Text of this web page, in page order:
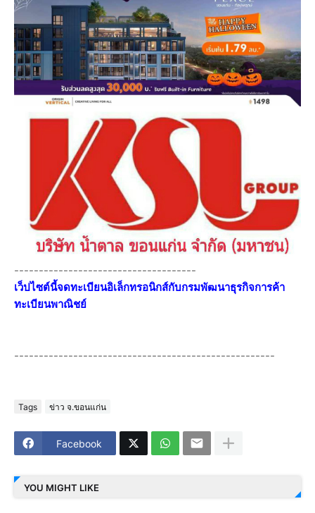
-------------------------------------
เว็ปไซต์นี้จดทะเบียนอิเล็กทรอนิกส์กับกรมพัฒนาธุรกิจการค้า
ทะเบียนพาณิชย์
-----------------------------------------------------
Tags ข่าว จ.ขอนแก่น
Facebook
YOU MIGHT LIKE